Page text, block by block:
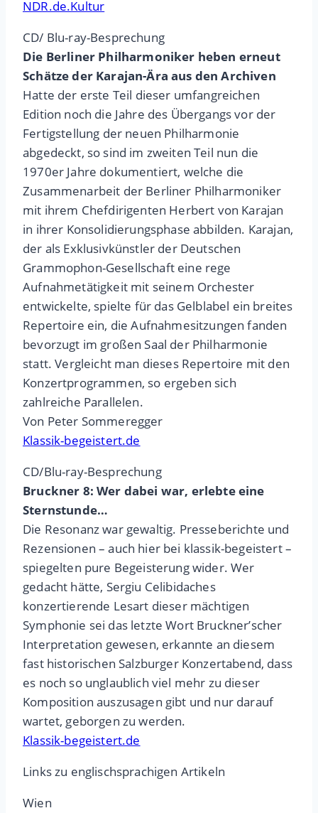
NDR.de.Kultur
CD/ Blu-ray-Besprechung
Die Berliner Philharmoniker heben erneut
Schätze der Karajan-Ära aus den Archiven
Hatte der erste Teil dieser umfangreichen
Edition noch die Jahre des Übergangs vor der
Fertigstellung der neuen Philharmonie
abgedeckt, so sind im zweiten Teil nun die
1970er Jahre dokumentiert, welche die
Zusammenarbeit der Berliner Philharmoniker
mit ihrem Chefdirigenten Herbert von Karajan
in ihrer Konsolidierungsphase abbilden. Karajan,
der als Exklusivkünstler der Deutschen
Grammophon-Gesellschaft eine rege
Aufnahmetätigkeit mit seinem Orchester
entwickelte, spielte für das Gelblabel ein breites
Repertoire ein, die Aufnahmesitzungen fanden
bevorzugt im großen Saal der Philharmonie
statt. Vergleicht man dieses Repertoire mit den
Konzertprogrammen, so ergeben sich
zahlreiche Parallelen.
Von Peter Sommeregger
Klassik-begeistert.de
CD/Blu-ray-Besprechung
Bruckner 8: Wer dabei war, erlebte eine
Sternstunde…
Die Resonanz war gewaltig. Presseberichte und
Rezensionen – auch hier bei klassik-begeistert –
spiegelten pure Begeisterung wider. Wer
gedacht hätte, Sergiu Celibidaches
konzertierende Lesart dieser mächtigen
Symphonie sei das letzte Wort Bruckner’scher
Interpretation gewesen, erkannte an diesem
fast historischen Salzburger Konzertabend, dass
es noch so unglaublich viel mehr zu dieser
Komposition auszusagen gibt und nur darauf
wartet, geborgen zu werden.
Klassik-begeistert.de
Links zu englischsprachigen Artikeln
Wien